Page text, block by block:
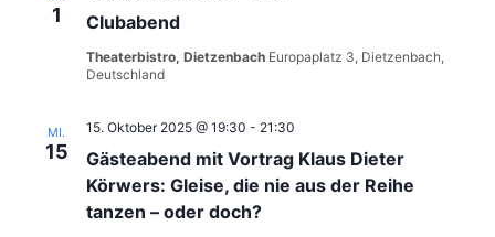
1 Clubabend
Theaterbistro, Dietzenbach Europaplatz 3, Dietzenbach,
Deutschland
MI.
15
Gästeabend mit Vortrag Klaus Dieter
Körwers: Gleise, die nie aus der Reihe
tanzen – oder doch?
15. Oktober 2025 @ 19:30 - 21:30